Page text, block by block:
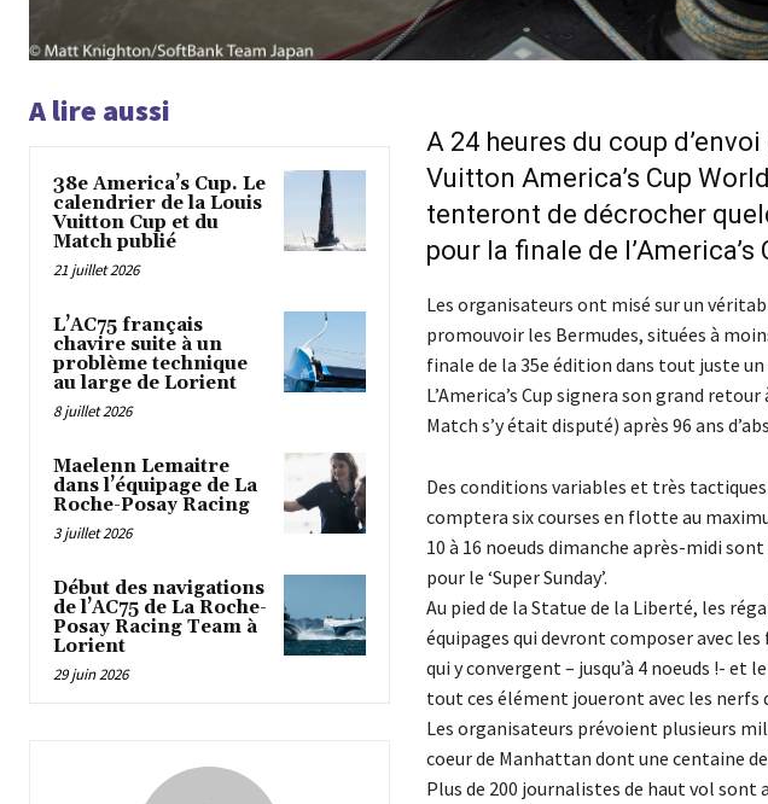
A lire aussi
38e America’s Cup. Le
calendrier de la Louis
Vuitton Cup et du
Match publié
21 juillet 2026
L’AC75 français
chavire suite à un
problème technique
au large de Lorient
8 juillet 2026
Maelenn Lemaitre
dans l’équipage de La
Roche-Posay Racing
3 juillet 2026
Début des navigations
de l’AC75 de La Roche-
Posay Racing Team à
Lorient
29 juin 2026
A 24 heures du coup
Vuitton America’s Cup
tenteront de décrocher
pour la finale de l’America’s
Les organisateurs ont misé sur un
promouvoir les Bermudes, situées à
finale de la 35e édition dans tout juste un
L’America’s Cup signera son grand
Match s’y était disputé) après 96 ans
Des conditions variables et très
comptera six courses en flotte au
10 à 16 noeuds dimanche après-midi
pour le ‘Super Sunday’.
Au pied de la Statue de la Liberté, les
équipages qui devront composer avec
qui y convergent – jusqu’à 4 noeuds !-
tout ces élément joueront avec les nerfs
Les organisateurs prévoient plusieurs
coeur de Manhattan dont une centaine de
Plus de 200 journalistes de haut vol